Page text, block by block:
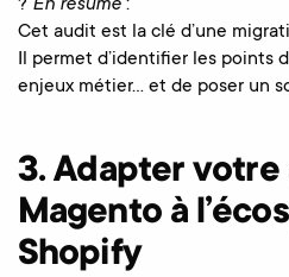
? En résumé :
Cet audit est la clé d’une
Il permet d’identifier les points
enjeux métier… et de poser un
3. Adapter
Magento à
Shopify